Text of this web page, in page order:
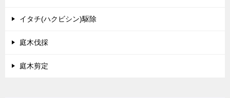
イタチ(ハクビシン)駆除
庭木伐採
庭木剪定